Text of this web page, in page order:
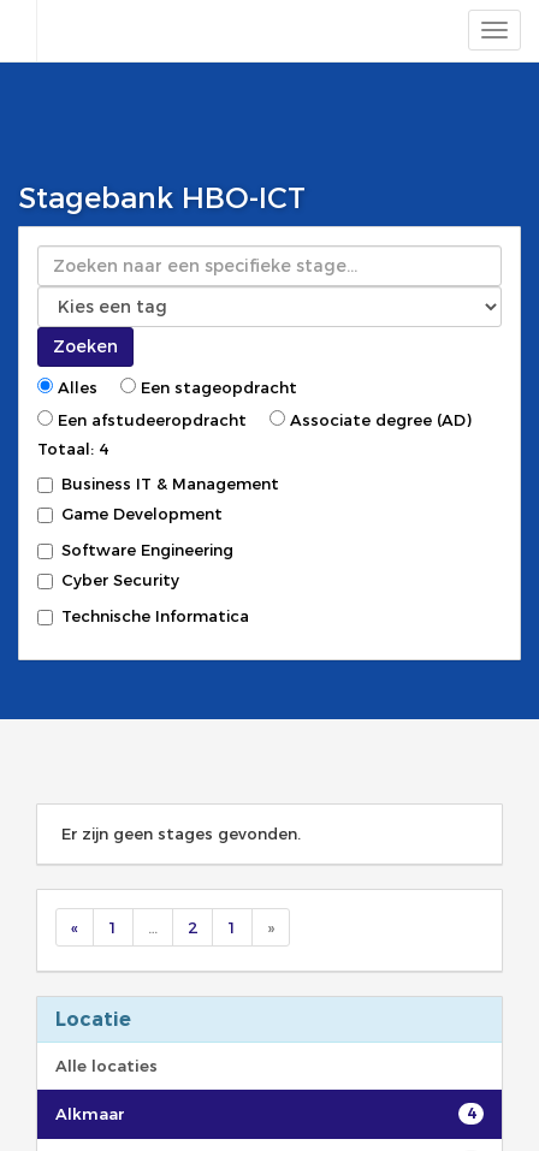
Stagebank HBO-ICT
Zoeken
Zoeken
Alles
Een stageopdracht
Een afstudeeropdracht
Associate degree (AD)
Totaal: 4
Business IT & Management
Game Development
Software Engineering
Cyber Security
Technische Informatica
Er zijn geen stages gevonden.
« 1 2 1 »
Locatie
Alle locaties
4
Alkmaar